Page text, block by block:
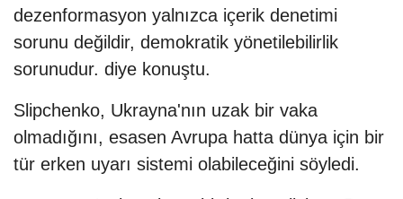
dezenformasyon yalnızca içerik denetimi
sorunu değildir, demokratik yönetilebilirlik
sorunudur. diye konuştu.
Slipchenko, Ukrayna'nın uzak bir vaka
olmadığını, esasen Avrupa hatta dünya için bir
tür erken uyarı sistemi olabileceğini söyledi.